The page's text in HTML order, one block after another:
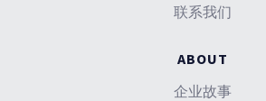
联系我们
ABOUT
企业故事